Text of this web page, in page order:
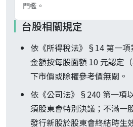
門檻。
台股相關規定
依《所得稅法》§14 第一項
金額按每股面額 10 元認定
下市價或除權參考價無關。
依《公司法》§240 第一項
須股東會特別決議；不滿一
發行新股於股東會終結時生